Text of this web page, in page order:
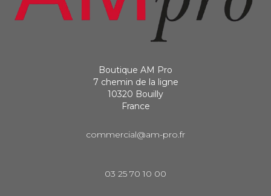
Boutique AM Pro
7 chemin de la ligne
10320 Bouilly
France
commercial@am-pro.fr
03 25 70 10 00